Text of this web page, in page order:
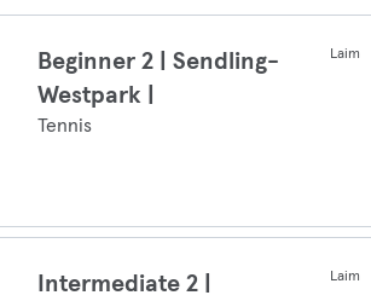
Beginner 2 | Sendling-
Westpark |
Tennis
Laim
Intermediate 2 |
Laim